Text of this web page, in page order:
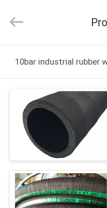
PRODUKTE
ÜBER
UNS
FABRIK-
AUSFLUG
(Hebei)
Rights
Developed10bar industrial rubber